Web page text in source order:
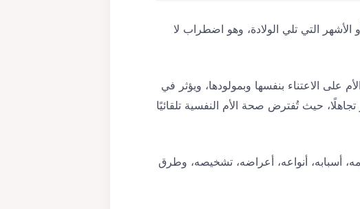
الأشهر التي تلي الولادة، وهو اضطراب لا
على الاعتناء بنفسها وبمولودها، ويؤثر في
حيث تُفترض صحة الأم النفسية تلقائيًا
أسبابه، أنواعه، أعراضه، تشخيصه، وطرق